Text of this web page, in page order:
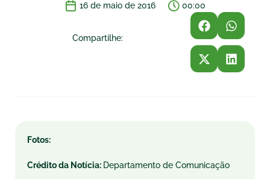
16 de maio de 2016
00:00
Compartilhe:
Fotos:
Crédito da Notícia: Departamento de Comunicação